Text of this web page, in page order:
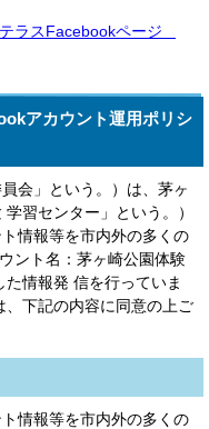
ラスFacebookページ
アカウント運用ポリシ
会」という。）は、茅ヶ
習センター」という。）
情報等を市内外の多くの
ント名：茅ヶ崎公園体験
情報発 信を行っていま
下記の内容に同意の上ご
情報等を市内外の多くの